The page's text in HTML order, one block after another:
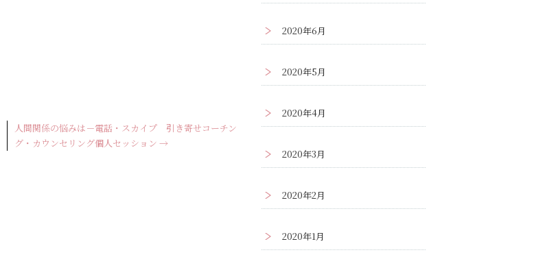
人間関係の悩みは－電話・スカイプ 引き寄せコーチン
グ・カウンセリング個人セッション →
2020年6月
2020年5月
2020年4月
2020年3月
2020年2月
2020年1月